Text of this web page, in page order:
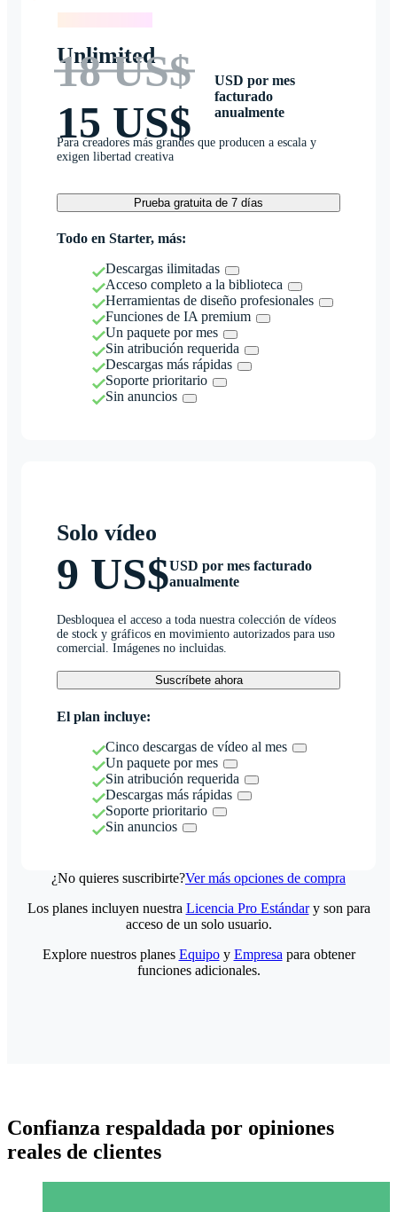
Unlimited
18 US$
15 US$
USD por mes
facturado
anualmente
Para creadores más grandes que producen a escala y
exigen libertad creativa
Prueba gratuita de 7 días
Todo en Starter, más:
Descargas ilimitadas
Acceso completo a la biblioteca
Herramientas de diseño profesionales
Funciones de IA premium
Un paquete por mes
Sin atribución requerida
Descargas más rápidas
Soporte prioritario
Sin anuncios
Solo vídeo
9 US$USD por mes facturado
anualmente
Desbloquea el acceso a toda nuestra colección de vídeos
de stock y gráficos en movimiento autorizados para uso
comercial. Imágenes no incluidas.
Suscríbete ahora
El plan incluye:
Cinco descargas de vídeo al mes
Un paquete por mes
Sin atribución requerida
Descargas más rápidas
Soporte prioritario
Sin anuncios
¿No quieres suscribirte?Ver más opciones de compra
Los planes incluyen nuestra Licencia Pro Estándary son para
acceso de un solo usuario.
Explore nuestros planes Equipoy Empresa para obtener
funciones adicionales.
Confianza respaldada por opiniones
reales de clientes